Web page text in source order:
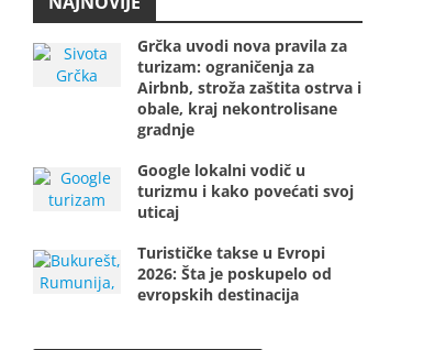
Grčka uvodi nova pravila za
turizam: ograničenja za
Airbnb, stroža zaštita ostrva i
obale, kraj nekontrolisane
gradnje
Google lokalni vodič u
turizmu i kako povećati svoj
uticaj
Turističke takse u Evropi
2026: Šta je poskupelo od
evropskih destinacija